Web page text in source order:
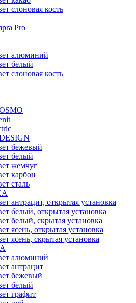
слоновая кость
Pro
алюминий
белый
слоновая кость
бежевый
белый
жемчуг
карбон
сталь
антрацит, открытая установка
белый, открытая установка
белый, скрытая установка
ясень, открытая установка
ясень, скрытая установка
алюминий
антрацит
бежевый
белый
графит